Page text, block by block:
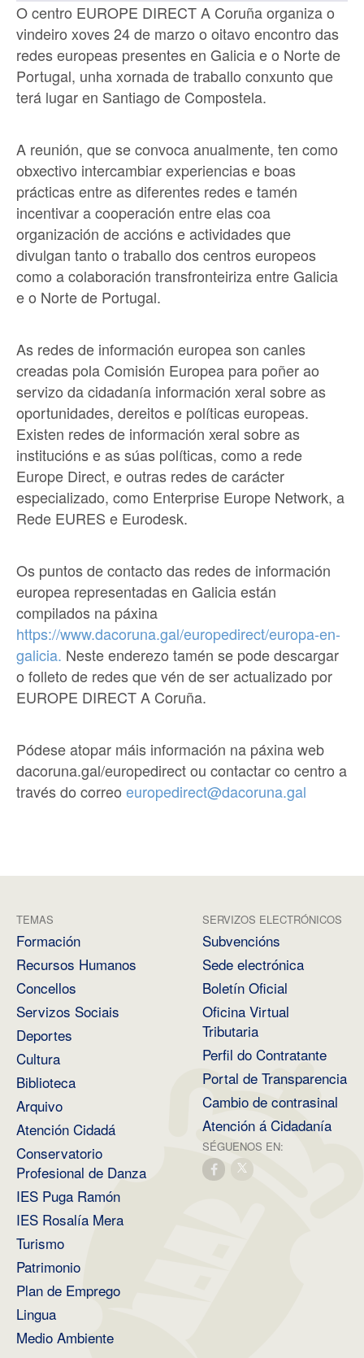
O centro EUROPE DIRECT A Coruña organiza o
vindeiro xoves 24 de marzo o oitavo encontro das
redes europeas presentes en Galicia e o Norte de
Portugal, unha xornada de traballo conxunto que
terá lugar en Santiago de Compostela.
A reunión, que se convoca anualmente, ten como
obxectivo intercambiar experiencias e boas
prácticas entre as diferentes redes e tamén
incentivar a cooperación entre elas coa
organización de accións e actividades que
divulgan tanto o traballo dos centros europeos
como a colaboración transfronteiriza entre Galicia
e o Norte de Portugal.
As redes de información europea son canles
creadas pola Comisión Europea para poñer ao
servizo da cidadanía información xeral sobre as
oportunidades, dereitos e políticas europeas.
Existen redes de información xeral sobre as
institucións e as súas políticas, como a rede
Europe Direct, e outras redes de carácter
especializado, como Enterprise Europe Network, a
Rede EURES e Eurodesk.
Os puntos de contacto das redes de información
europea representadas en Galicia están
compilados na páxina
https://www.dacoruna.gal/europedirect/europa-en-
galicia. Neste enderezo tamén se pode descargar
o folleto de redes que vén de ser actualizado por
EUROPE DIRECT A Coruña.
Pódese atopar máis información na páxina web
dacoruna.gal/europedirect ou contactar co centro a
través do correo europedirect@dacoruna.gal
TEMAS
Formación
Recursos Humanos
Concellos
Servizos Sociais
Deportes
Cultura
Biblioteca
Arquivo
Atención Cidadá
Conservatorio
Profesional de Danza
IES Puga Ramón
IES Rosalía Mera
Turismo
Patrimonio
Plan de Emprego
Lingua
Medio Ambiente
SERVIZOS ELECTRÓNICOS
Subvencións
Sede electrónica
Boletín Oficial
Oficina Virtual
Tributaria
Perfil do Contratante
Portal de Transparencia
Cambio de contrasinal
Atención á Cidadanía
SÉGUENOS EN: